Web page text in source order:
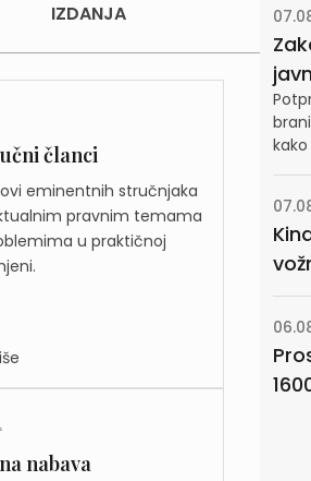
IZDANJA
članci
eminentnih stručnjaka
pravnim temama
u praktičnoj
nabava